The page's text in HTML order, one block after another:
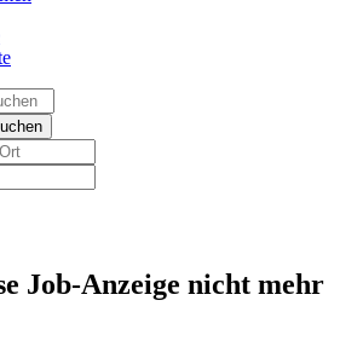
Job-Anzeige nicht mehr